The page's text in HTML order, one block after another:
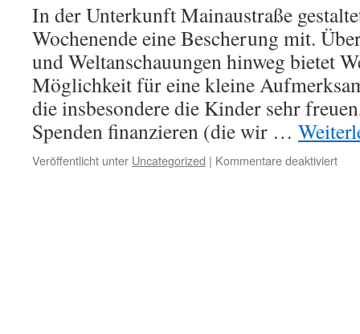
In der Unterkunft Mainaustraße
Wochenende eine Bescherung mit.
und Weltanschauungen hinweg bietet
Möglichkeit für eine kleine
die insbesondere die Kinder sehr
Spenden finanzieren (die wir …
Veröffentlicht unter Uncategorized | Kommentare deaktiviert